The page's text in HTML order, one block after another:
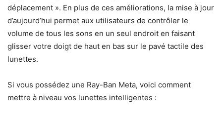
déplacement ». En plus de ces améliorations, la mise à jour
d’aujourd’hui permet aux utilisateurs de contrôler le
volume de tous les sons en un seul endroit en faisant
glisser votre doigt de haut en bas sur le pavé tactile des
lunettes.
Si vous possédez une Ray-Ban Meta, voici comment
mettre à niveau vos lunettes intelligentes :